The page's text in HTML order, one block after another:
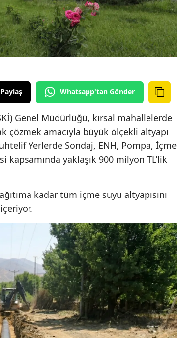
Whatsapp'tan Gönder
Genel Müdürlüğü, kırsal mahallelerde
çözmek amacıyla büyük ölçekli altyapı
Yerlerde Sondaj, ENH, Pompa, İçme
kapsamında yaklaşık 900 milyon TL’lik
kadar tüm içme suyu altyapısını